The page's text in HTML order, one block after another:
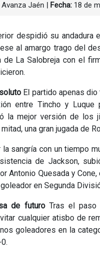
Jaén Fecha: 18 de
despidió su
al amargo trago del
de La Salobreja con el
El partido apenas
entre Tincho y
la mejor versión de los
una gran jugada de
sangría con un tiempo
de Jackson,
Antonio Quesada y
en Segunda
de futuroTras el paso
cualquier atisbo de
goleadores en la